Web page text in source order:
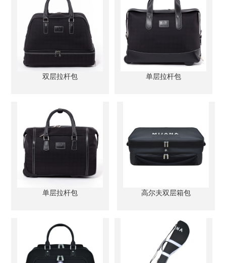
双层拉杆包 单层拉杆包
单层拉杆包 高尔夫双层箱包